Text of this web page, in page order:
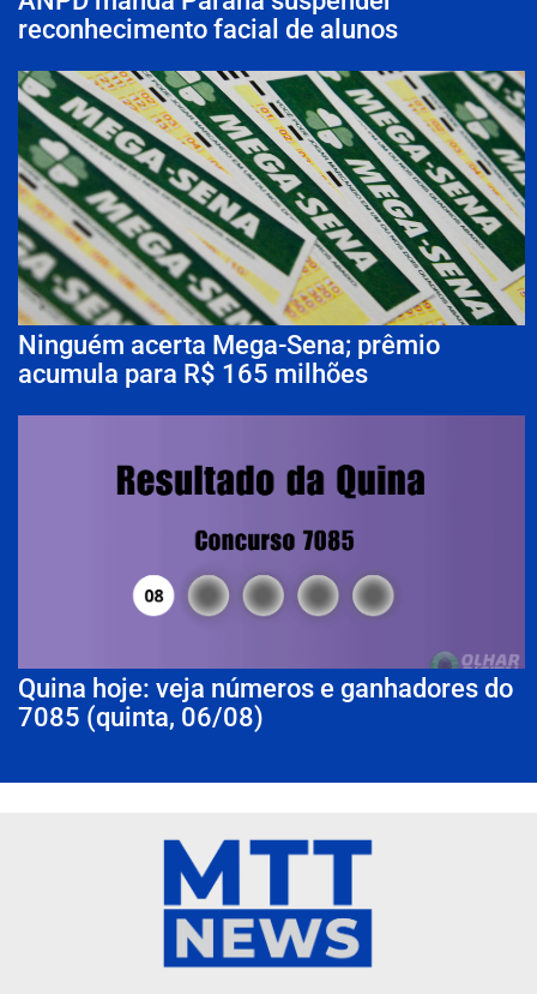
reconhecimento facial de alunos
Ninguém acerta Mega-Sena; prêmio
acumula para R$ 165 milhões
Quina hoje: veja números e ganhadores do
7085 (quinta, 06/08)